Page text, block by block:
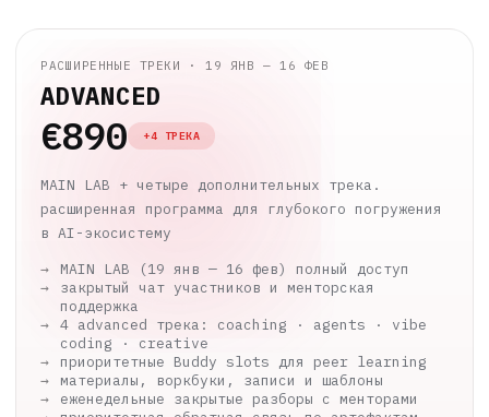
РАСШИРЕННЫЕ ТРЕКИ · 19 ЯНВ — 16 ФЕВ
ADVANCED
€890 +4 ТРЕКА
MAIN LAB + четыре дополнительных трека.
расширенная программа для глубокого погружения
в AI-экосистему
MAIN LAB (19 янв — 16 фев) полный доступ
закрытый чат участников и менторская
поддержка
4 advanced трека: coaching · agents · vibe
coding · creative
приоритетные Buddy slots для peer learning
материалы, воркбуки, записи и шаблоны
еженедельные закрытые разборы с менторами